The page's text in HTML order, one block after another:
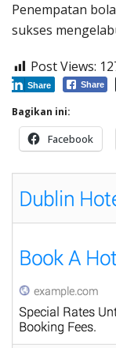
Penempatan
sukses
Post Views:
Share
Share
Bagikan ini:
Facebook